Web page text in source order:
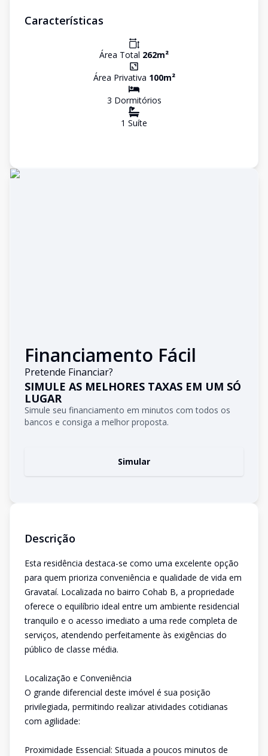
Características
Área Total 262m²
Área Privativa 100m²
3 Dormitórios
1 Suíte
Financiamento Fácil
Pretende Financiar?
SIMULE AS MELHORES TAXAS EM UM SÓ
LUGAR
Simule seu financiamento em minutos com todos os
bancos e consiga a melhor proposta.
Simular
Descrição
Esta residência destaca-se como uma excelente opção
para quem prioriza conveniência e qualidade de vida em
Gravataí. Localizada no bairro Cohab B, a propriedade
oferece o equilíbrio ideal entre um ambiente residencial
tranquilo e o acesso imediato a uma rede completa de
serviços, atendendo perfeitamente às exigências do
público de classe média.
Localização e Conveniência
O grande diferencial deste imóvel é sua posição
privilegiada, permitindo realizar atividades cotidianas
com agilidade:
Proximidade Essencial: Situada a poucos minutos de